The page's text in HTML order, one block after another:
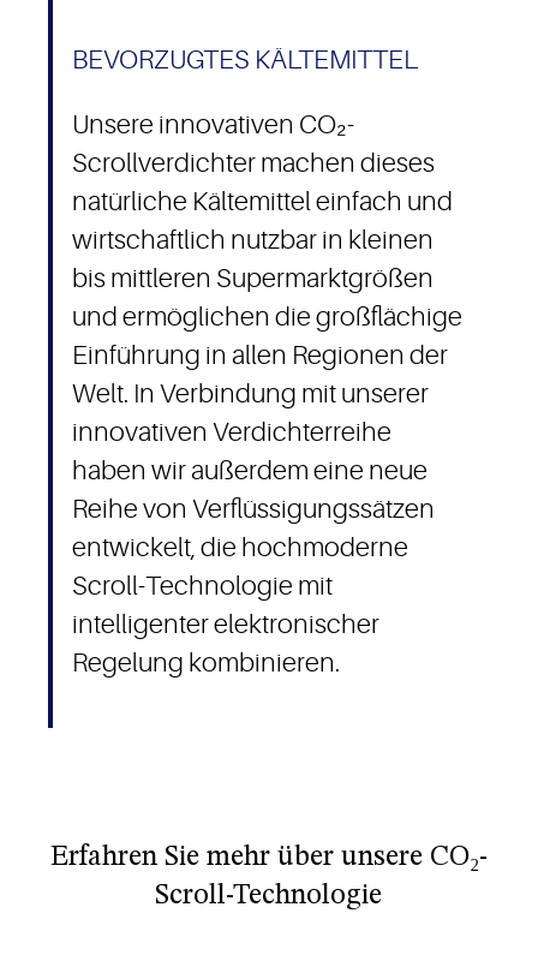
BEVORZUGTES KÄLTEMITTEL
Unsere innovativen CO₂-
Scrollverdichter machen dieses
natürliche Kältemittel einfach und
wirtschaftlich nutzbar in kleinen
bis mittleren Supermarktgrößen
und ermöglichen die großflächige
Einführung in allen Regionen der
Welt. In Verbindung mit unserer
innovativen Verdichterreihe
haben wir außerdem eine neue
Reihe von Verflüssigungssätzen
entwickelt, die hochmoderne
Scroll-Technologie mit
intelligenter elektronischer
Regelung kombinieren.
Erfahren Sie mehr über unsere CO₂-
Scroll-Technologie